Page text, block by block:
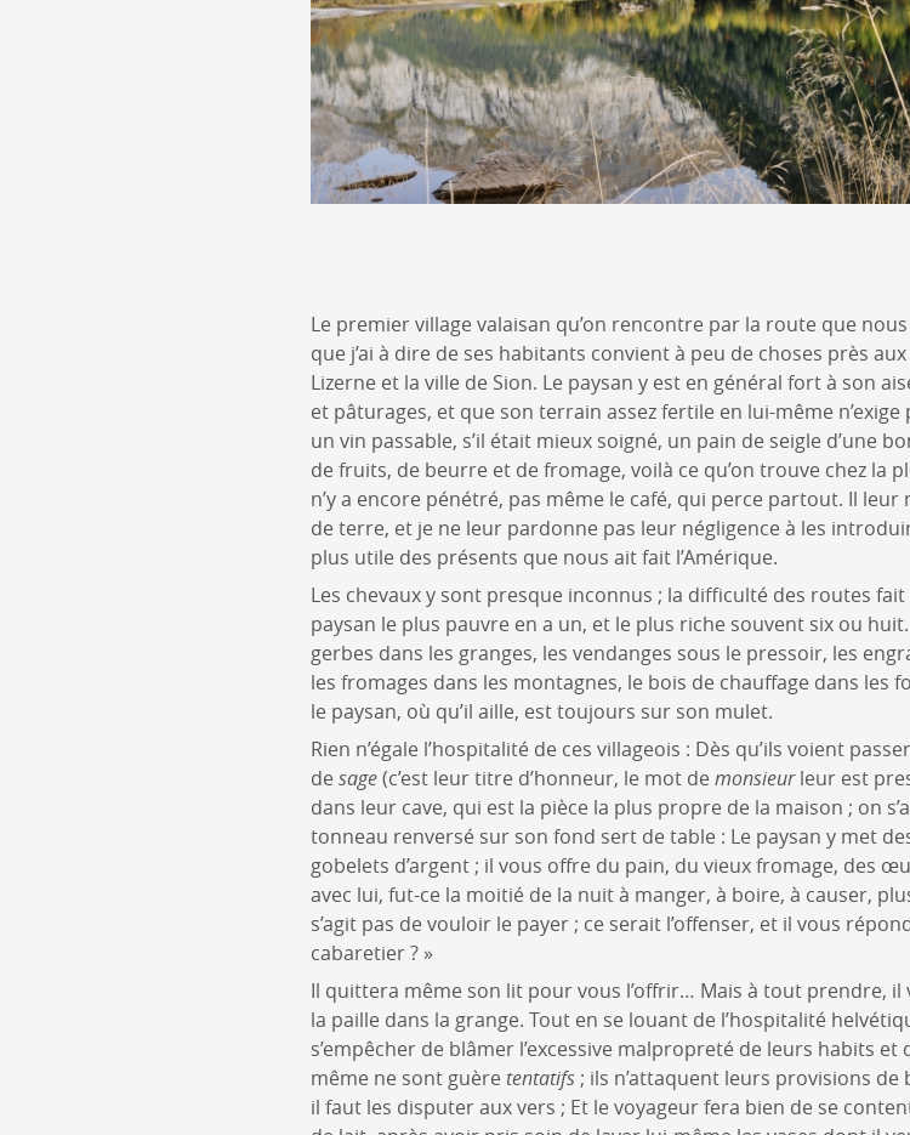
Le premier village valaisan qu’on rencontre par la route que
que j’ai à dire de ses habitants convient à peu de choses près
Lizerne et la ville de Sion. Le paysan y est en général fort à son
et pâturages, et que son terrain assez fertile en lui-même
un vin passable, s’il était mieux soigné, un pain de seigle d’une
de fruits, de beurre et de fromage, voilà ce qu’on trouve chez la
n’y a encore pénétré, pas même le café, qui perce partout. Il
de terre, et je ne leur pardonne pas leur négligence à les
plus utile des présents que nous ait fait l’Amérique.
Les chevaux y sont presque inconnus ; la difficulté des routes fait
paysan le plus pauvre en a un, et le plus riche souvent six ou
gerbes dans les granges, les vendanges sous le pressoir, les
les fromages dans les montagnes, le bois de chauffage dans les
le paysan, où qu’il aille, est toujours sur son mulet.
Rien n’égale l’hospitalité de ces villageois : Dès qu’ils voient
de sage(c’est leur titre d’honneur, le mot de monsieurleur est
dans leur cave, qui est la pièce la plus propre de la maison ; on
tonneau renversé sur son fond sert de table : Le paysan y met
gobelets d’argent ; il vous offre du pain, du vieux fromage, des
avec lui, fut-ce la moitié de la nuit à manger, à boire, à causer,
s’agit pas de vouloir le payer ; ce serait l’offenser, et il vous
cabaretier ? »
Il quittera même son lit pour vous l’offrir… Mais à tout prendre,
la paille dans la grange. Tout en se louant de l’hospitalité
s’empêcher de blâmer l’excessive malpropreté de leurs habits
même ne sont guère tentatifs ; ils n’attaquent leurs provisions
il faut les disputer aux vers ; Et le voyageur fera bien de se